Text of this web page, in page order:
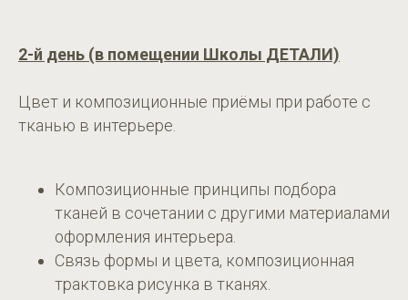
2-й день (в помещении Школы ДЕТАЛИ)
Цвет и композиционные приёмы при работе с
тканью в интерьере.
Композиционные принципы подбора
тканей в сочетании с другими материалами
оформления интерьера.
Связь формы и цвета, композиционная
трактовка рисунка в тканях.